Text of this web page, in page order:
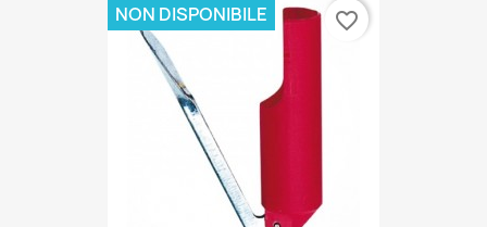
NON DISPONIBILE favorite_border